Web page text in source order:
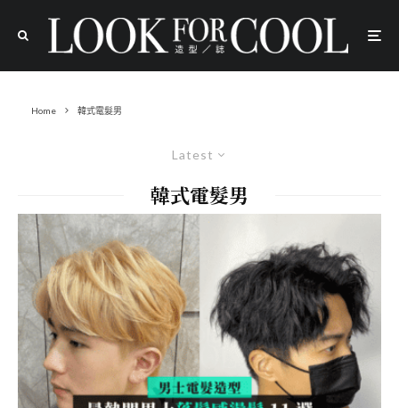
Home 韓式電髮男
Latest
韓式電髮男